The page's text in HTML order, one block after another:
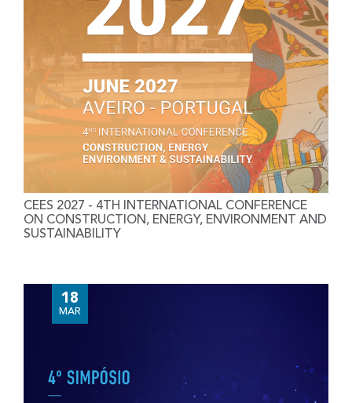
CEES 2027 - 4TH INTERNATIONAL CONFERENCE
ON CONSTRUCTION, ENERGY, ENVIRONMENT AND
SUSTAINABILITY
18
MAR